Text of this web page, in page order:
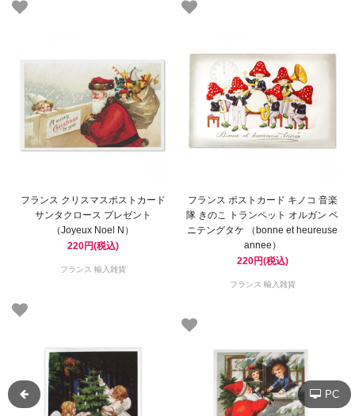
フランス クリスマスポストカード
サンタクロース プレゼント
（Joyeux Noel N）
220円(税込)
フランス 輸入雑貨
フランス ポストカード キノコ 音楽
隊 きのこ トランペット オルガン ベ
ニテングタケ （bonne et heureuse
annee）
220円(税込)
フランス 輸入雑貨
PC